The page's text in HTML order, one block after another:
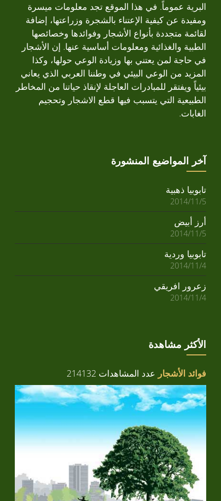
البرية عموماً. في هذا الموقع تجد معلومات ميسرة
ومفيدة عن كيفية الإعتناء بالشجرة وزراعتها، إضافة
لقائمة متجددة بأنواع الأشجار وفوائدها وخصائصها
الطبية والغذائية ومعلومات أساسية عنها. إن الأشجار
في حاجة لمن يعتني بها وزيادة الوعي حولها، وكذا
المزيد من الوعي البيئي في وطننا العربي الذي يعاني
بيئياً ويفتقر للمبادرات العاجلة لإنقاذ حياتنا من المخاطر
الطبيعية التي يتسبب فيها قطع الاشجار وتحجيم
الغابات.
آخر المواضيع المنشورة
تابوبيا ذهبية
2014/11/5
أرز أبيض
2014/11/5
تابوبيا وردية
2014/11/4
زعرور افريقي
2014/11/4
الأكثر مشاهدة
فوائد الأشجار عدد المشاهدات 214132